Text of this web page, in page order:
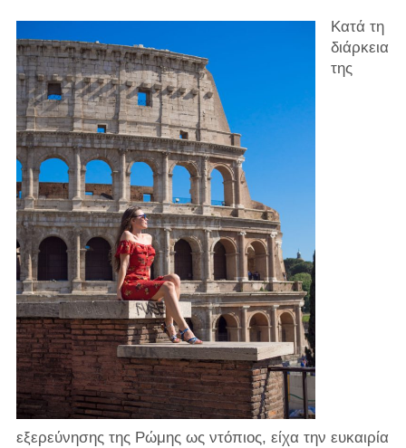
Κατά τη
διάρκεια
της
εξερεύνησης της Ρώμης ως ντόπιος, είχα την ευκαιρία